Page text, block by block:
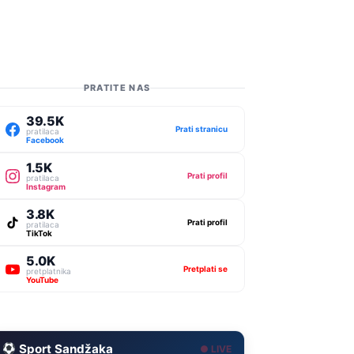
PRATITE NAS
39.5K
pratilaca
Facebook
Prati stranicu
1.5K
pratilaca
Instagram
Prati profil
3.8K
pratilaca
TikTok
Prati profil
5.0K
pretplatnika
YouTube
Pretplati se
Sport Sandžaka ● LIVE